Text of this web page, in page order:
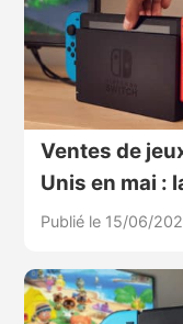
Ventes de
Unis en mai :
Publié le 15/06/